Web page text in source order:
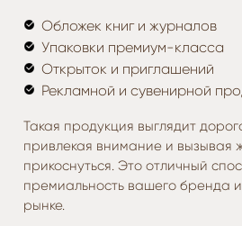
Обложек книг и журналов
Упаковки премиум-класса
Открыток и приглашений
Рекламной и сувенирной
Такая продукция выглядит
привлекая внимание и вызывая
прикоснуться. Это отличный
премиальность вашего бренда
рынке.